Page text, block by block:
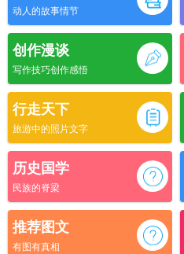
动人的故事情节
创作漫谈
写作技巧创作感悟
行走天下
旅游中的照片文字
历史国学
民族的脊梁
推荐图文
有图有真相